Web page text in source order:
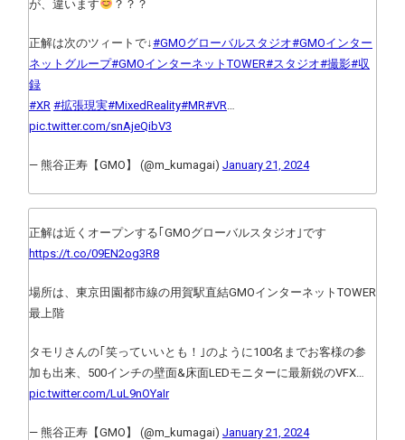
が、違います
？？？
正解は次のツィートで↓#GMOグローバルスタジオ#GMOインター
ネットグループ#GMOインターネットTOWER#スタジオ#撮影#収
録
#XR #拡張現実#MixedReality#MR#VR…
pic.twitter.com/snAjeQibV3
— 熊谷正寿【GMO】 (@m_kumagai) January 21, 2024
正解は近くオープンする｢GMOグローバルスタジオ｣です
https://t.co/09EN2og3R8
場所は、東京田園都市線の用賀駅直結GMOインターネットTOWER
最上階
タモリさんの｢笑っていいとも！｣のように100名までお客様の参
加も出来、500インチの壁面&床面LEDモニターに最新鋭のVFX…
pic.twitter.com/LuL9nOYaIr
— 熊谷正寿【GMO】 (@m_kumagai) January 21, 2024